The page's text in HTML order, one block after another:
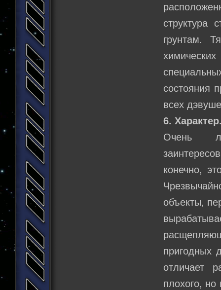
структура
грунтам.
состояния
всех
6.
Очень
конечно,
объекты,
пригодных
отличает
плохого,